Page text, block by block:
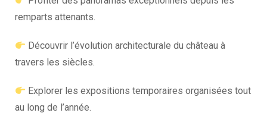
remparts attenants.
Découvrir l’évolution architecturale du château à
travers les siècles.
Explorer les expositions temporaires organisées tout
au long de l’année.